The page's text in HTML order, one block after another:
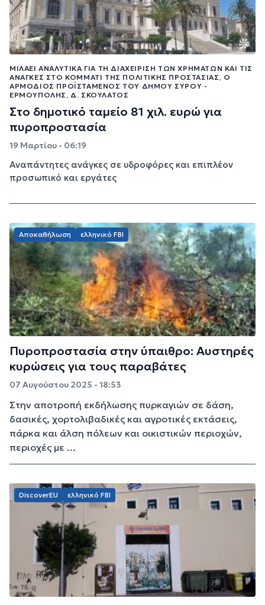
ΜΙΛΆΕΙ ΑΝΑΛΥΤΙΚΆ ΓΙΑ ΤΗ ΔΙΑΧΕΊΡΙΣΗ ΤΩΝ ΧΡΗΜΆΤΩΝ ΚΑΙ ΤΙΣ
ΑΝΆΓΚΕΣ ΣΤΟ ΚΟΜΜΆΤΙ ΤΗΣ ΠΟΛΙΤΙΚΉΣ ΠΡΟΣΤΑΣΊΑΣ, Ο
ΑΡΜΌΔΙΟΣ ΠΡΟΪΣΤΆΜΕΝΟΣ ΤΟΥ ΔΉΜΟΥ ΣΎΡΟΥ -
ΕΡΜΟΎΠΟΛΗΣ, Δ. ΣΚΟΥΛΆΤΟΣ
Στο δημοτικό ταμείο 81 χιλ. ευρώ για
πυροπροστασία
19 Μαρτίου - 06:19
Αναπάντητες ανάγκες σε υδροφόρες και επιπλέον
προσωπικό και εργάτες
Αποκαθήλωση ελληνικό FBI
Πυροπροστασία στην ύπαιθρο: Αυστηρές
κυρώσεις για τους παραβάτες
07 Αυγούστου 2025 - 18:53
Στην αποτροπή εκδήλωσης πυρκαγιών σε δάση,
δασικές, χορτολιβαδικές και αγροτικές εκτάσεις,
πάρκα και άλση πόλεων και οικιστικών περιοχών,
περιοχές με ...
DiscoverEU ελληνικό FBI